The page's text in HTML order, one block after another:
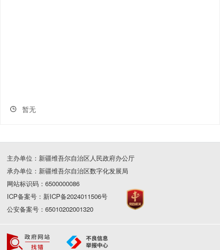
暂无
主办单位：新疆维吾尔自治区人民政府办公厅
承办单位：新疆维吾尔自治区数字化发展局
网站标识码：6500000086
ICP备案号：新ICP备2024011506号
公安备案号：65010202001320